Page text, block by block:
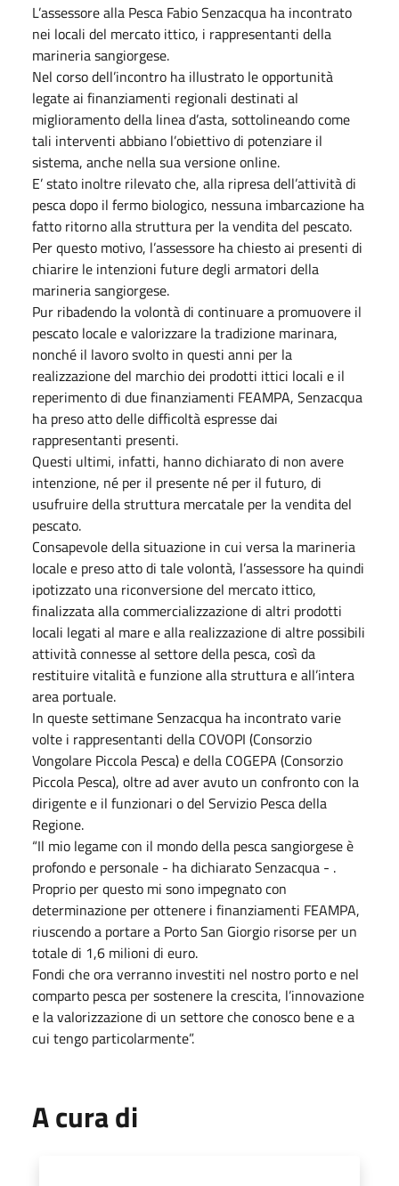
L’assessore alla Pesca Fabio Senzacqua ha incontrato
nei locali del mercato ittico, i rappresentanti della
marineria sangiorgese.
Nel corso dell’incontro ha illustrato le opportunità
legate ai finanziamenti regionali destinati al
miglioramento della linea d’asta, sottolineando come
tali interventi abbiano l’obiettivo di potenziare il
sistema, anche nella sua versione online.
E’ stato inoltre rilevato che, alla ripresa dell’attività di
pesca dopo il fermo biologico, nessuna imbarcazione ha
fatto ritorno alla struttura per la vendita del pescato.
Per questo motivo, l’assessore ha chiesto ai presenti di
chiarire le intenzioni future degli armatori della
marineria sangiorgese.
Pur ribadendo la volontà di continuare a promuovere il
pescato locale e valorizzare la tradizione marinara,
nonché il lavoro svolto in questi anni per la
realizzazione del marchio dei prodotti ittici locali e il
reperimento di due finanziamenti FEAMPA, Senzacqua
ha preso atto delle difficoltà espresse dai
rappresentanti presenti.
Questi ultimi, infatti, hanno dichiarato di non avere
intenzione, né per il presente né per il futuro, di
usufruire della struttura mercatale per la vendita del
pescato.
Consapevole della situazione in cui versa la marineria
locale e preso atto di tale volontà, l’assessore ha quindi
ipotizzato una riconversione del mercato ittico,
finalizzata alla commercializzazione di altri prodotti
locali legati al mare e alla realizzazione di altre possibili
attività connesse al settore della pesca, così da
restituire vitalità e funzione alla struttura e all’intera
area portuale.
In queste settimane Senzacqua ha incontrato varie
volte i rappresentanti della COVOPI (Consorzio
Vongolare Piccola Pesca) e della COGEPA (Consorzio
Piccola Pesca), oltre ad aver avuto un confronto con la
dirigente e il funzionari o del Servizio Pesca della
Regione.
“Il mio legame con il mondo della pesca sangiorgese è
profondo e personale - ha dichiarato Senzacqua - .
Proprio per questo mi sono impegnato con
determinazione per ottenere i finanziamenti FEAMPA,
riuscendo a portare a Porto San Giorgio risorse per un
totale di 1,6 milioni di euro.
Fondi che ora verranno investiti nel nostro porto e nel
comparto pesca per sostenere la crescita, l’innovazione
e la valorizzazione di un settore che conosco bene e a
cui tengo particolarmente”.
A cura di